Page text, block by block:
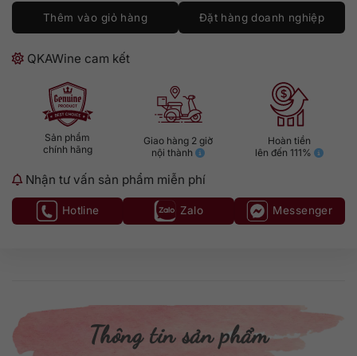
Thêm vào giỏ hàng Đặt hàng doanh nghiệp
QKAWine cam kết
Sản phẩm
chính hãng
Giao hàng 2 giờ
nội thành
Hoàn tiền
lên đến 111%
Nhận tư vấn sản phẩm miễn phí
Hotline Zalo Messenger
Thông tin sản phẩm